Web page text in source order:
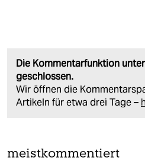
Die Kommentarfunktion
geschlossen.
Wir öffnen die
Artikeln für etwa drei Tage –
meistkommentiert